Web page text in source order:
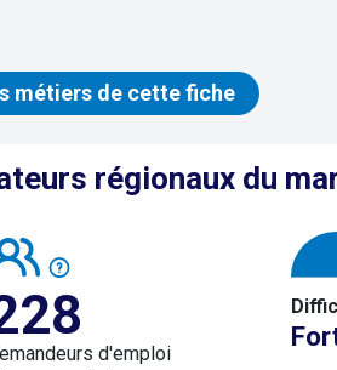
métiers de cette fiche
régionaux du
d'emploi